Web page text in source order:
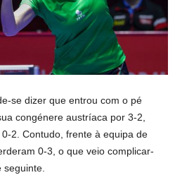
se dizer que entrou com o pé
congénere austríaca por 3-2,
2. Contudo, frente à equipa de
0-3, o que veio complicar-